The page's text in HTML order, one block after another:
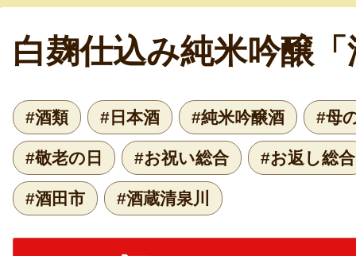
白麹仕込み純米吟醸
#酒類 #日本酒 #純米吟醸酒 #母
#敬老の日 #お祝い総合 #お返し総合
#酒田市 #酒蔵清泉川